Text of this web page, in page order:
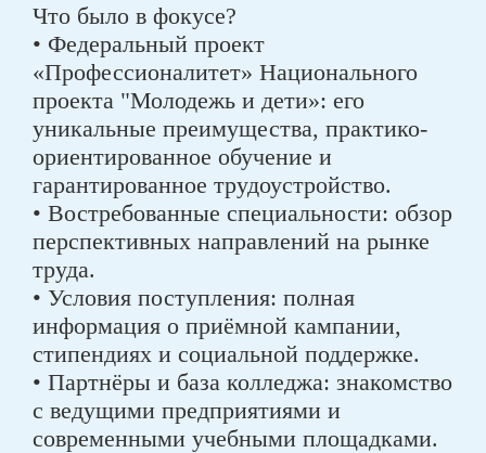
Что было в фокусе?
• Федеральный проект
«Профессионалитет» Национального
проекта "Молодежь и дети»: его
уникальные преимущества, практико-
ориентированное обучение и
гарантированное трудоустройство.
• Востребованные специальности: обзор
перспективных направлений на рынке
труда.
• Условия поступления: полная
информация о приёмной кампании,
стипендиях и социальной поддержке.
• Партнёры и база колледжа: знакомство
с ведущими предприятиями и
современными учебными площадками.